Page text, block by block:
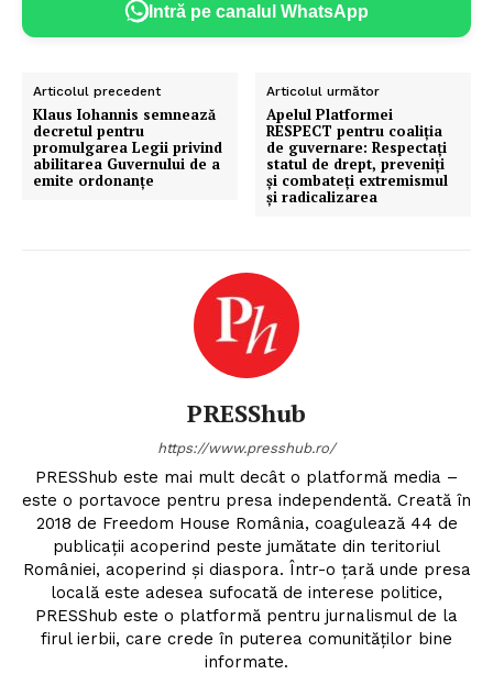
Intră pe canalul WhatsApp
Articolul precedent
Klaus Iohannis semnează
decretul pentru
promulgarea Legii privind
abilitarea Guvernului de a
emite ordonanţe
Articolul următor
Apelul Platformei
RESPECT pentru coaliția
de guvernare: Respectaţi
statul de drept, preveniţi
şi combateţi extremismul
şi radicalizarea
PRESShub
https://www.presshub.ro/
PRESShub este mai mult decât o platformă media –
este o portavoce pentru presa independentă. Creată în
2018 de Freedom House România, coagulează 44 de
publicații acoperind peste jumătate din teritoriul
României, acoperind și diaspora. Într-o țară unde presa
locală este adesea sufocată de interese politice,
PRESShub este o platformă pentru jurnalismul de la
firul ierbii, care crede în puterea comunităților bine
informate.